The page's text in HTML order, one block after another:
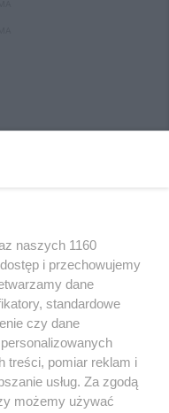
korzystania z portali
sięz nami
naszych 1160
i przechowujemy
dane
standardowe
czy dane
treści, pomiar reklam i
usług. Za zgodą
możemy używać